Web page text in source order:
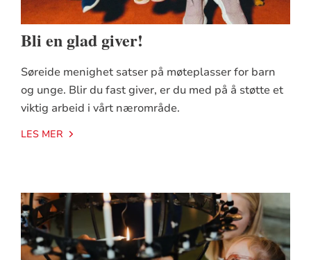
Bli en glad giver!
Søreide menighet satser på møteplasser for barn
og unge. Blir du fast giver, er du med på å støtte et
viktig arbeid i vårt nærområde.
LES MER